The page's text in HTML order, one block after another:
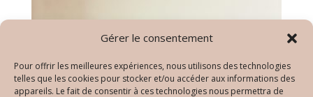
Gérer le consentement
Pour offrir les meilleures expériences, nous utilisons des technologies
telles que les cookies pour stocker et/ou accéder aux informations des
appareils. Le fait de consentir à ces technologies nous permettra de